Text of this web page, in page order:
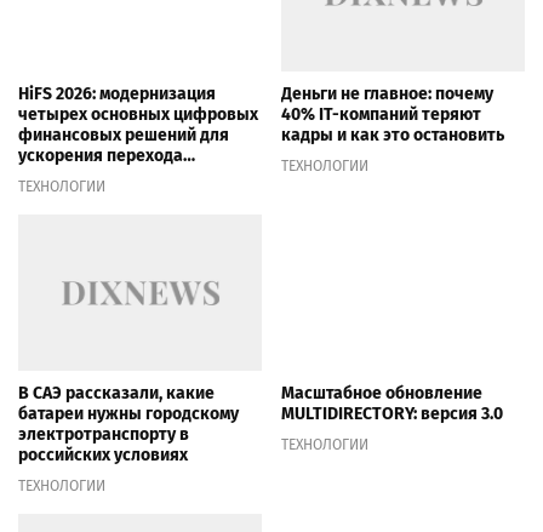
HiFS 2026: модернизация
четырех основных цифровых
финансовых решений для
ускорения перехода
финансовых учреждений на
агентский банкинг
ТЕХНОЛОГИИ
Деньги не главное: почему
40% IT-компаний теряют
кадры и как это остановить
ТЕХНОЛОГИИ
В САЭ рассказали, какие
батареи нужны городскому
электротранспорту в
российских условиях
ТЕХНОЛОГИИ
Масштабное обновление
MULTIDIRECTORY: версия 3.0
ТЕХНОЛОГИИ